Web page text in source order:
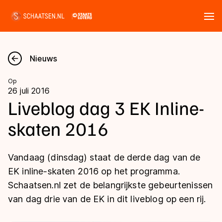
Nieuws
Kalender
Disciplines
Langebaan
Shorttrack
Inlineskaten
Uitslagen
Langebaan
Shorttrack
Tijden & historie
Nieuws
Op
26 juli 2016
Liveblog dag 3 EK Inline-
skaten 2016
Vandaag (dinsdag) staat de derde dag van de
EK inline-skaten 2016 op het programma.
Schaatsen.nl zet de belangrijkste gebeurtenissen
van dag drie van de EK in dit liveblog op een rij.